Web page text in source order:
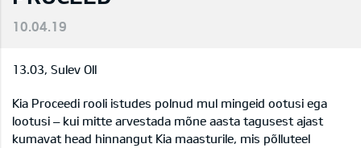
10.04.19
13.03, Sulev Oll
Kia Proceedi rooli istudes polnud mul mingeid ootusi ega
lootusi – kui mitte arvestada mõne aasta tagusest ajast
kumavat head hinnangut Kia maasturile, mis põlluteel